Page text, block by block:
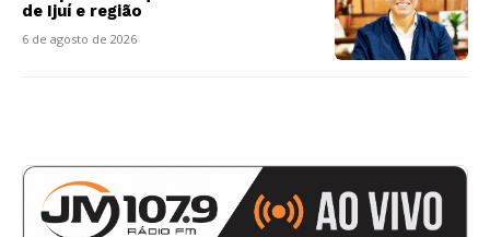
de Ijuí e região
6 de agosto de 2026